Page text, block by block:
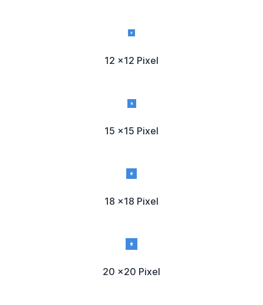
12 x12 Pixel
15 x15 Pixel
18 x18 Pixel
20 x20 Pixel